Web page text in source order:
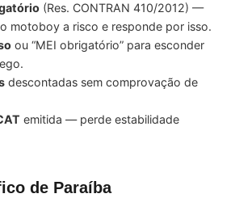
(Res. CONTRAN 410/2012) —
motoboy a risco e responde por isso.
ou “MEI obrigatório” para esconder
descontadas sem comprovação de
emitida — perde estabilidade
de Paraíba